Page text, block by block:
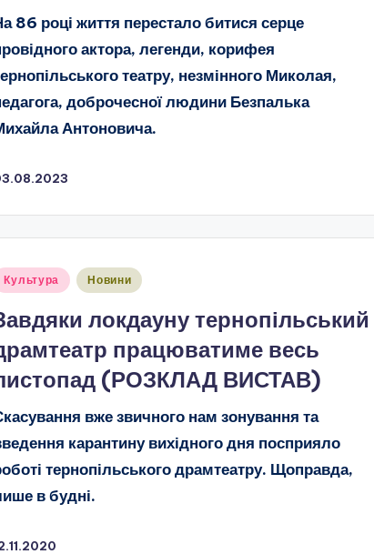
86 році життя перестало битися серце
актора, легенди, корифея
театру, незмінного Миколая,
доброчесної людини Безпалька
Антоновича.
Культура Новини
локдауну тернопільський
працюватиме весь
(РОЗКЛАД ВИСТАВ)
вже звичного нам зонування та
карантину вихідного дня посприяло
тернопільського драмтеатру. Щоправда,
в будні.